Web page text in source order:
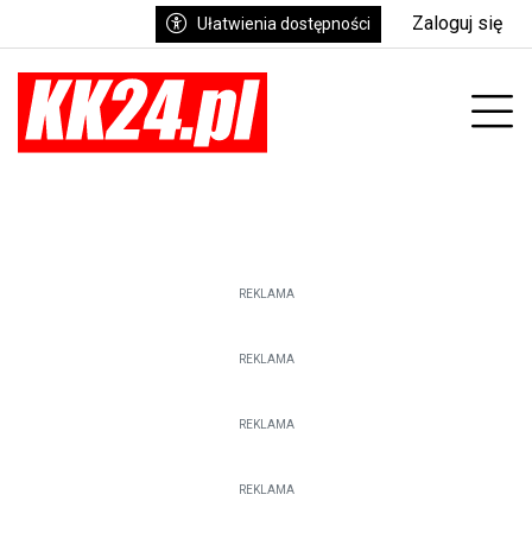
Ułatwienia dostępności Zaloguj się
REKLAMA
REKLAMA
REKLAMA
REKLAMA